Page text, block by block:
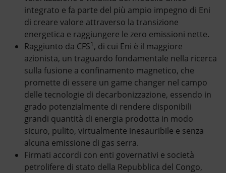
integrato e fa parte del più ampio impegno di Eni
di creare valore attraverso la transizione
energetica e raggiungere le zero emissioni nette.
Raggiunto da CFS1 , di cui Eni è il maggiore
azionista, un traguardo fondamentale nella ricerca
sulla fusione a confinamento magnetico, che
promette di essere un game changer nel campo
delle tecnologie di decarbonizzazione, essendo in
grado potenzialmente di rendere disponibili
grandi quantità di energia prodotta in modo
sicuro, pulito, virtualmente inesauribile e senza
alcuna emissione di gas serra.
Firmati accordi con enti governativi e società
petrolifere di stato della Repubblica del Congo,